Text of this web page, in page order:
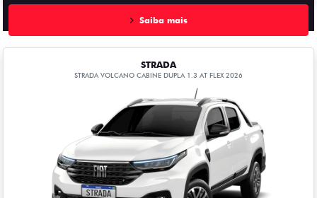
Saiba mais
STRADA
STRADA VOLCANO CABINE DUPLA 1.3 AT FLEX 2026